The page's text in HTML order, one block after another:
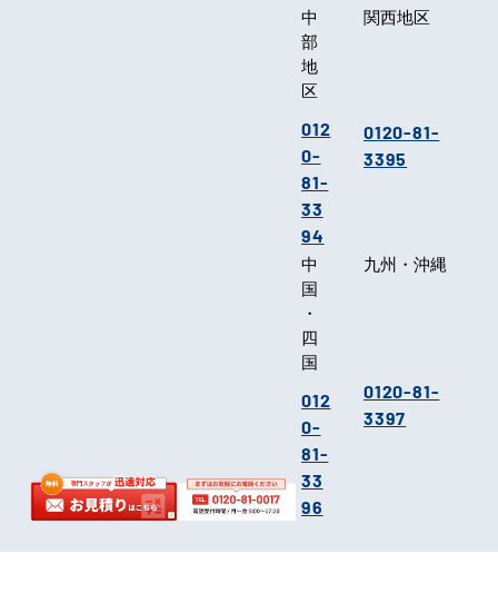
中
部
地
区
012
0-
81-
33
94
関西地区
0120-81-
3395
中
国
・
四
国
012
0-
81-
33
96
九州・沖縄
0120-81-
3397